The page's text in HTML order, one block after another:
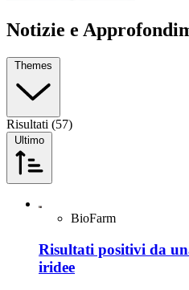
Notizie e
Themes
Risultati (57)
Ultimo
BioFarm
Risultati positivi da
iridee